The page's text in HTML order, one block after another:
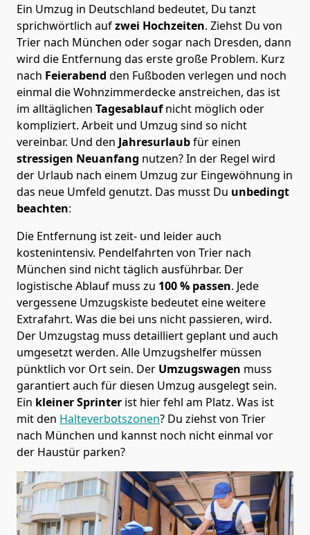
Ein Umzug in Deutschland bedeutet, Du tanzt
sprichwörtlich aufzwei Hochzeiten. Ziehst Du von
Trier nach München oder sogar nach Dresden, dann
wird die Entfernung das erste große Problem. Kurz
nach Feierabend den Fußboden verlegen und noch
einmal die Wohnzimmerdecke anstreichen, das ist
im alltäglichen Tagesablaufnicht möglich oder
kompliziert. Arbeit und Umzug sind so nicht
vereinbar. Und den Jahresurlaubfür einen
stressigen Neuanfang nutzen? In der Regel wird
der Urlaub nach einem Umzug zur Eingewöhnung in
das neue Umfeld genutzt. Das musst Du unbedingt
beachten:
Die Entfernung ist zeit- und leider auch
kostenintensiv. Pendelfahrten von Trier nach
München sind nicht täglich ausführbar. Der
logistische Ablauf muss zu 100 % passen. Jede
vergessene Umzugskiste bedeutet eine weitere
Extrafahrt. Was die bei uns nicht passieren, wird.
Der Umzugstag muss detailliert geplant und auch
umgesetzt werden. Alle Umzugshelfer müssen
pünktlich vor Ort sein. Der Umzugswagen muss
garantiert auch für diesen Umzug ausgelegt sein.
Ein kleiner Sprinter ist hier fehl am Platz. Was ist
mit den Halteverbotszonen? Du ziehst von Trier
nach München und kannst noch nicht einmal vor
der Haustür parken?